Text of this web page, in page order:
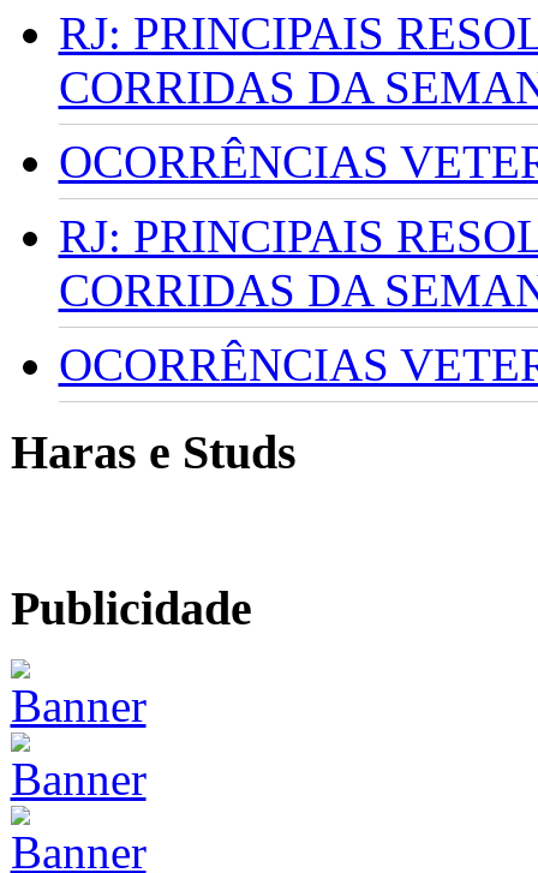
RJ: PRINCIPAIS
CORRIDAS DA
OCORRÊNCIAS
RJ: PRINCIPAIS
CORRIDAS DA
OCORRÊNCIAS
Haras e Studs
Publicidade